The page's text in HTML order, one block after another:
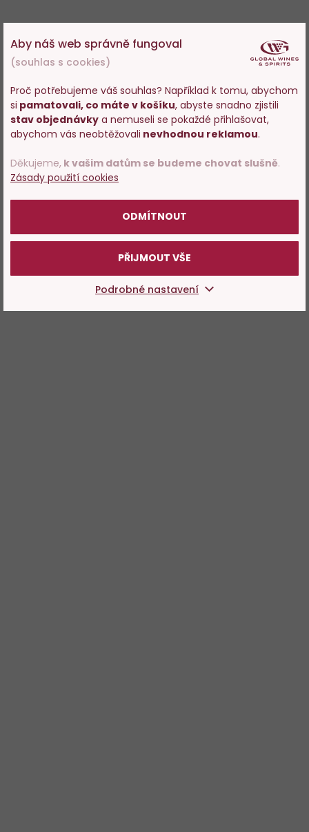
Aby náš web správně fungoval
(souhlas s cookies)
Proč potřebujeme váš souhlas? Například k tomu, abychom
si pamatovali, co máte v košíku, abyste snadno zjistili
stav objednávky a nemuseli se pokaždé přihlašovat,
abychom vás neobtěžovali nevhodnou reklamou.
Děkujeme, k vašim datům se budeme chovat slušně.
Zásady použití cookies
ODMÍTNOUT
PŘIJMOUT VŠE
Podrobné nastavení
Vstupujete na stránky
s prodejem alkoholu. Prosím